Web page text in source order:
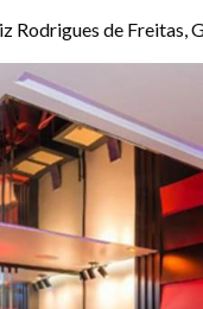
Rodrigues de Freitas,